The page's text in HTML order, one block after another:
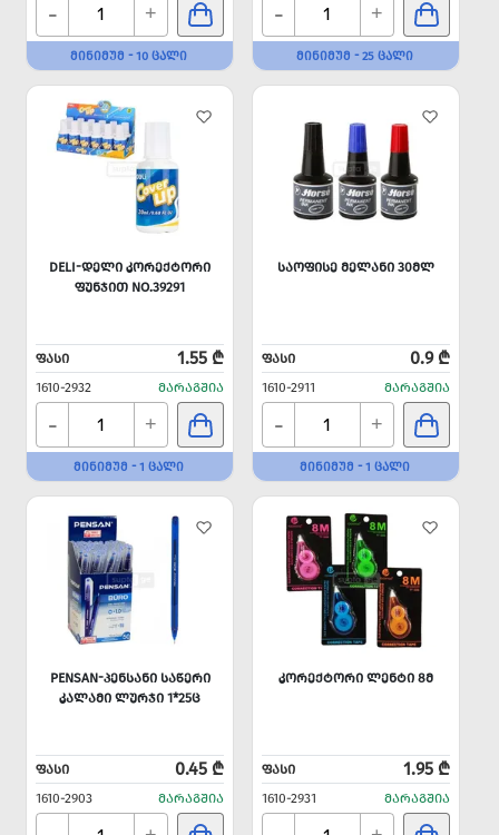
- +
ᲛᲘᲜᲘᲛᲣᲛ - 10 ᲪᲐᲚᲘ
- +
ᲛᲘᲜᲘᲛᲣᲛ - 25 ᲪᲐᲚᲘ
DELI-ᲓᲔᲚᲘ ᲙᲝᲠᲔᲥᲢᲝᲠᲘ
ᲤᲣᲜᲯᲘᲗ NO.39291
ᲤᲐᲡᲘ 1.55 ₾
1610-2932 ᲛᲐᲠᲐᲒᲨᲘᲐ
- +
ᲛᲘᲜᲘᲛᲣᲛ - 1 ᲪᲐᲚᲘ
ᲡᲐᲝᲤᲘᲡᲔ ᲛᲔᲚᲐᲜᲘ 30ᲛᲚ
ᲤᲐᲡᲘ 0.9 ₾
1610-2911 ᲛᲐᲠᲐᲒᲨᲘᲐ
- +
ᲛᲘᲜᲘᲛᲣᲛ - 1 ᲪᲐᲚᲘ
PENSAN-ᲞᲔᲜᲡᲐᲜᲘ ᲡᲐᲬᲔᲠᲘ
ᲙᲐᲚᲐᲛᲘ ᲚᲣᲠᲯᲘ 1*25Ც
ᲤᲐᲡᲘ 0.45 ₾
1610-2903 ᲛᲐᲠᲐᲒᲨᲘᲐ
ᲙᲝᲠᲔᲥᲢᲝᲠᲘ ᲚᲔᲜᲢᲘ 8Მ
ᲤᲐᲡᲘ 1.95 ₾
1610-2931 ᲛᲐᲠᲐᲒᲨᲘᲐ